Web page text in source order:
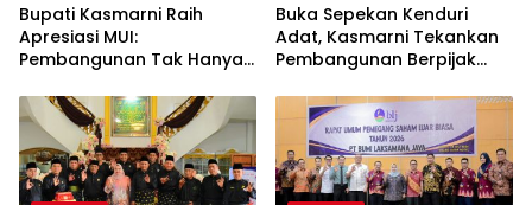
Bupati Kasmarni Raih
Apresiasi MUI:
Pembangunan Tak Hanya
Buka Sepekan Kenduri
Adat, Kasmarni Tekankan
Pembangunan Berpijak